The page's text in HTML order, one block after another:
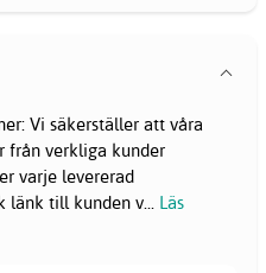
Vi säkerställer att våra
från verkliga kunder
varje levererad
länk till kunden v
Läs